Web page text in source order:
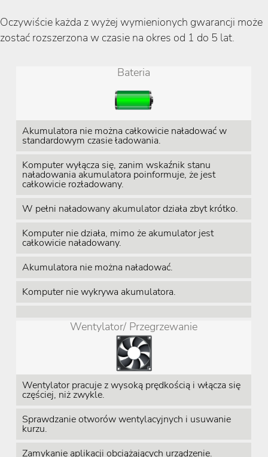
Oczywiście każda z wyżej wymienionych gwarancji może
zostać rozszerzona w czasie na okres od 1 do 5 lat.
Bateria
Akumulatora nie można całkowicie naładować w
standardowym czasie ładowania.
Komputer wyłącza się, zanim wskaźnik stanu
naładowania akumulatora poinformuje, że jest
całkowicie rozładowany.
W pełni naładowany akumulator działa zbyt krótko.
Komputer nie działa, mimo że akumulator jest
całkowicie naładowany.
Akumulatora nie można naładować.
Komputer nie wykrywa akumulatora.
Wentylator/ Przegrzewanie
Wentylator pracuje z wysoką prędkością i włącza się
częściej, niż zwykle.
Sprawdzanie otworów wentylacyjnych i usuwanie
kurzu.
Zamykanie aplikacji obciążających urządzenie.